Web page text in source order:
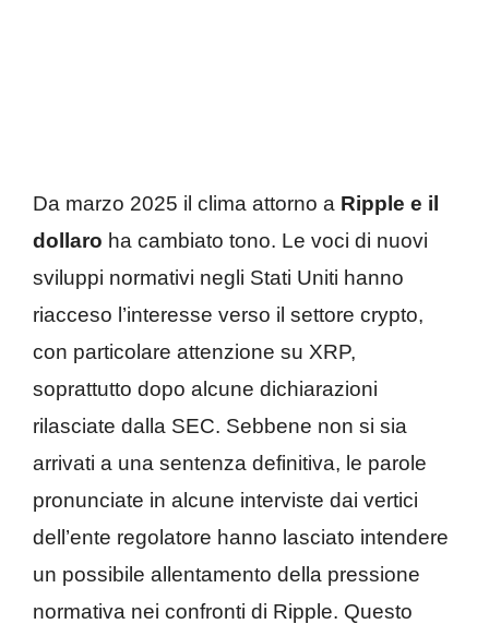
Da marzo 2025 il clima attorno a Ripple e il
dollaro ha cambiato tono. Le voci di nuovi
sviluppi normativi negli Stati Uniti hanno
riacceso l’interesse verso il settore crypto,
con particolare attenzione su XRP,
soprattutto dopo alcune dichiarazioni
rilasciate dalla SEC. Sebbene non si sia
arrivati a una sentenza definitiva, le parole
pronunciate in alcune interviste dai vertici
dell’ente regolatore hanno lasciato intendere
un possibile allentamento della pressione
normativa nei confronti di Ripple. Questo